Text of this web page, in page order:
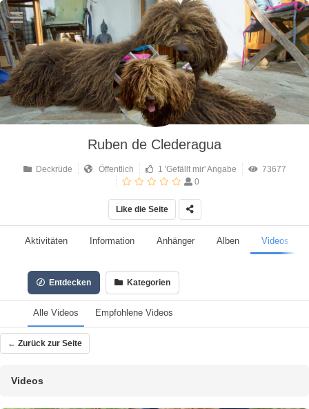
Ruben de Clederagua
Deckrüde Öffentlich 1 'Gefällt mir' Angabe
73677
0
Like die Seite
Aktivitäten Information Anhänger Alben Videos
Entdecken Kategorien
Alle Videos Empfohlene Videos
← Zurück zur Seite
Videos